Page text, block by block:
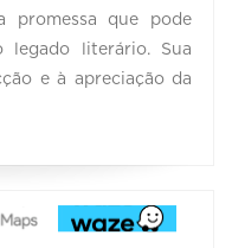
promessa que pode
legado literário. Sua
e à apreciação da